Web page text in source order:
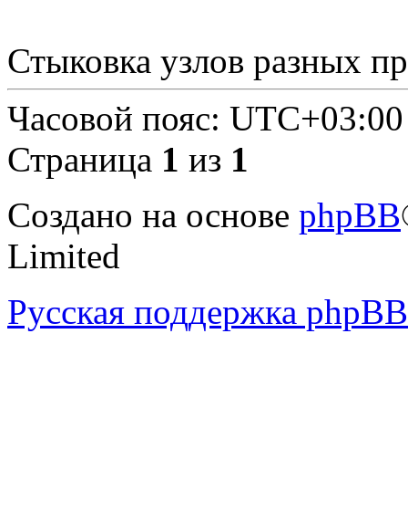
Стыковка узлов разных
Часовой пояс: UTC+03:00
Страница 1 из 1
Создано на основе phpBB
Limited
Русская поддержка phpBB